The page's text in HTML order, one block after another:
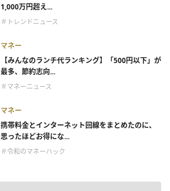
1,000万円超え...
＃トレンドニュース
マネー
【みんなのランチ代ランキング】「500円以下」が
最多、節約志向...
＃マネーニュース
マネー
携帯料金とインターネット回線をまとめたのに、
思ったほどお得にな...
＃令和のマネーハック